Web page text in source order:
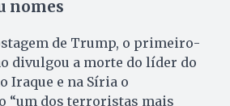
nomes
de Trump, o primeiro-
divulgou a morte do líder do
Iraque e na Síria o
“um dos terroristas mais